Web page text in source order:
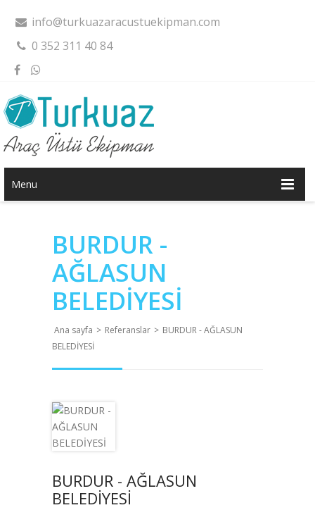
info@turkuazaracustuekipman.com
0 352 311 40 84
Menu
BURDUR -
AĞLASUN
BELEDİYESİ
Ana sayfa > Referanslar > BURDUR - AĞLASUN
BELEDİYESİ
BURDUR - AĞLASUN
BELEDİYESİ